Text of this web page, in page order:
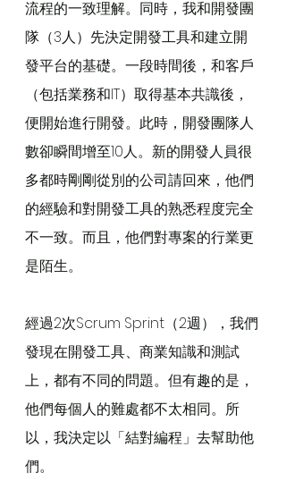
流程的一致理解。同時，我和開發團
隊（3人）先決定開發工具和建立開
發平台的基礎。一段時間後，和客戶
（包括業務和IT）取得基本共識後，
便開始進行開發。此時，開發團隊人
數卻瞬間增至10人。新的開發人員很
多都時剛剛從別的公司請回來，他們
的經驗和對開發工具的熟悉程度完全
不一致。而且，他們對專案的行業更
是陌生。
經過2次Scrum Sprint（2週），我們
發現在開發工具、商業知識和測試
上，都有不同的問題。但有趣的是，
他們每個人的難處都不太相同。所
以，我決定以「結對編程」去幫助他
們。